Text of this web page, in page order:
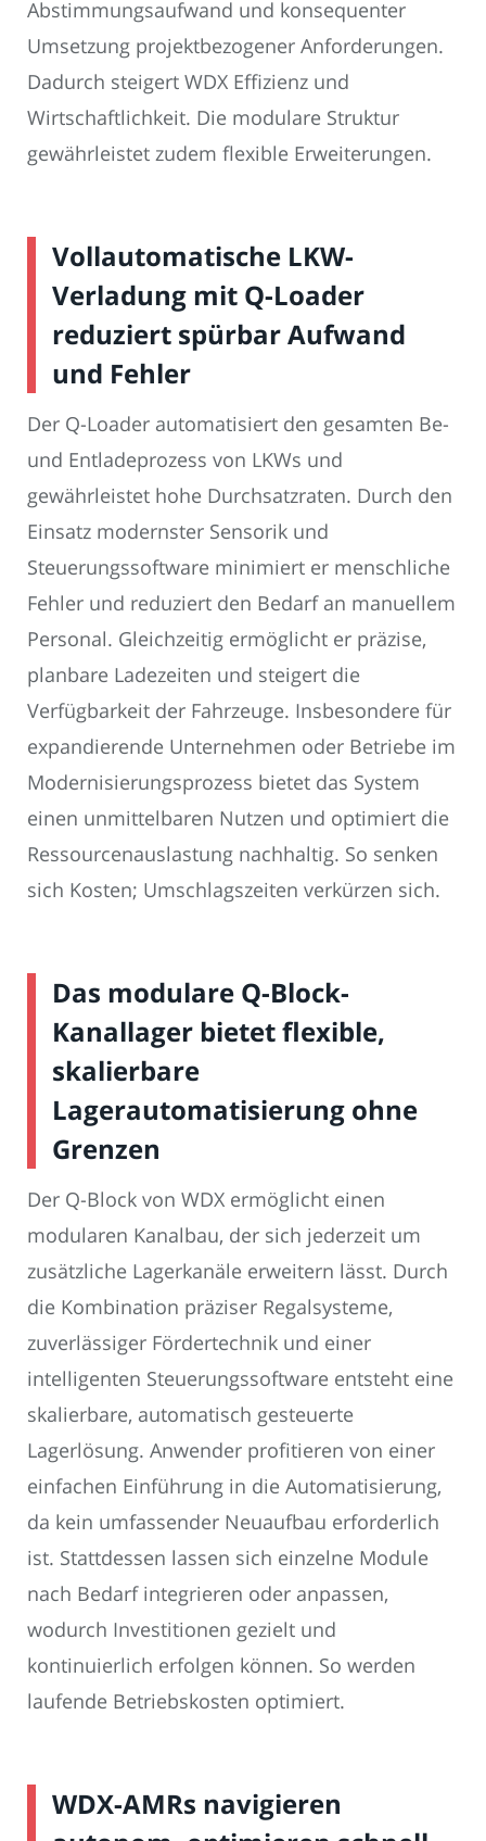
Abstimmungsaufwand und konsequenter
Umsetzung projektbezogener Anforderungen.
Dadurch steigert WDX Effizienz und
Wirtschaftlichkeit. Die modulare Struktur
gewährleistet zudem flexible Erweiterungen.
Vollautomatische LKW-
Verladung mit Q-Loader
reduziert spürbar Aufwand
und Fehler
Der Q-Loader automatisiert den gesamten Be-
und Entladeprozess von LKWs und
gewährleistet hohe Durchsatzraten. Durch den
Einsatz modernster Sensorik und
Steuerungssoftware minimiert er menschliche
Fehler und reduziert den Bedarf an manuellem
Personal. Gleichzeitig ermöglicht er präzise,
planbare Ladezeiten und steigert die
Verfügbarkeit der Fahrzeuge. Insbesondere für
expandierende Unternehmen oder Betriebe im
Modernisierungsprozess bietet das System
einen unmittelbaren Nutzen und optimiert die
Ressourcenauslastung nachhaltig. So senken
sich Kosten; Umschlagszeiten verkürzen sich.
Das modulare Q-Block-
Kanallager bietet flexible,
skalierbare
Lagerautomatisierung ohne
Grenzen
Der Q-Block von WDX ermöglicht einen
modularen Kanalbau, der sich jederzeit um
zusätzliche Lagerkanäle erweitern lässt. Durch
die Kombination präziser Regalsysteme,
zuverlässiger Fördertechnik und einer
intelligenten Steuerungssoftware entsteht eine
skalierbare, automatisch gesteuerte
Lagerlösung. Anwender profitieren von einer
einfachen Einführung in die Automatisierung,
da kein umfassender Neuaufbau erforderlich
ist. Stattdessen lassen sich einzelne Module
nach Bedarf integrieren oder anpassen,
wodurch Investitionen gezielt und
kontinuierlich erfolgen können. So werden
laufende Betriebskosten optimiert.
WDX-AMRs navigieren